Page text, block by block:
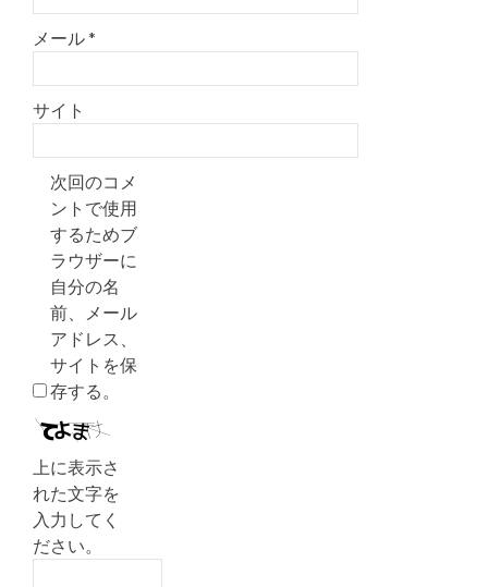
メール*
サイト
次回のコメ
ントで使用
するためブ
ラウザーに
自分の名
前、メール
アドレス、
サイトを保
存する。
上に表示さ
れた文字を
入力してく
ださい。